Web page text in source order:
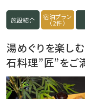
施設紹介 宿泊プラン
（2件）
湯めぐりを楽し
石料理”匠”をご